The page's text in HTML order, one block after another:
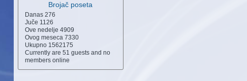
Brojač poseta
Danas 276
Juče 1126
Ove nedelje 4909
Ovog meseca 7330
Ukupno 1562175
Currently are 51 guests and no
members online